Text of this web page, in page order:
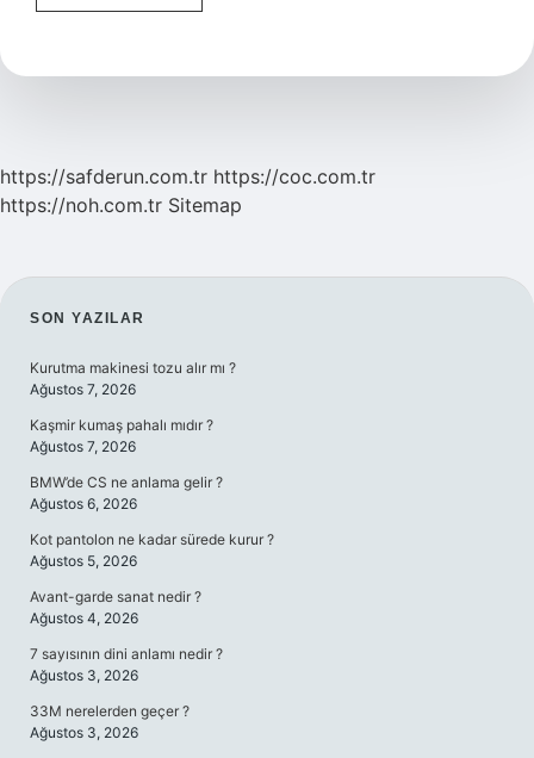
Dinimizde
https://safderun.com.tr https://coc.com.tr
https://noh.com.tr Sitemap
SIDEBAR
SON YAZILAR
Kurutma makinesi tozu alır mı ?
Ağustos 7, 2026
Kaşmir kumaş pahalı mıdır ?
Ağustos 7, 2026
BMW’de CS ne anlama gelir ?
Ağustos 6, 2026
Kot pantolon ne kadar sürede kurur ?
Ağustos 5, 2026
Avant-garde sanat nedir ?
Ağustos 4, 2026
7 sayısının dini anlamı nedir ?
Ağustos 3, 2026
33M nerelerden geçer ?
Ağustos 3, 2026